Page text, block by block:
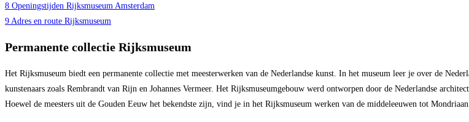
8 Openingstijden Rijksmuseum Amsterdam
9 Adres en route Rijksmuseum
Permanente collectie Rijksmuseum
Het Rijksmuseum biedt een permanente collectie met meesterwerken van de Nederlandse kunst. In het museum leer je over de
kunstenaars zoals Rembrandt van Rijn en Johannes Vermeer. Het Rijksmuseumgebouw werd ontworpen door de Nederlandse
Hoewel de meesters uit de Gouden Eeuw het bekendste zijn, vind je in het Rijksmuseum werken van de middeleeuwen tot